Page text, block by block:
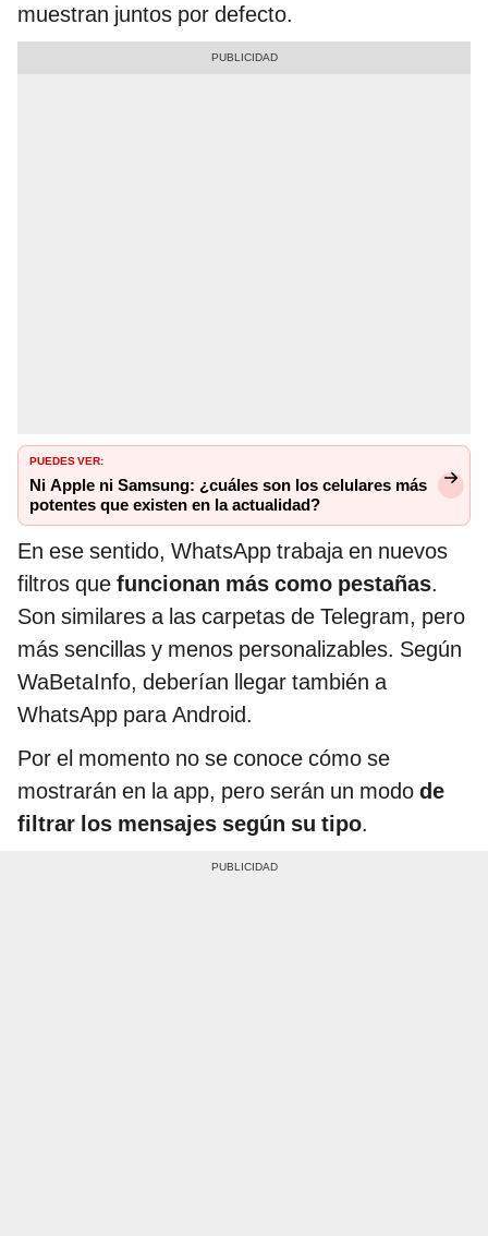
muestran juntos por defecto.
PUEDES VER:
Ni Apple ni Samsung: ¿cuáles son los celulares más
potentes que existen en la actualidad?
En ese sentido, WhatsApp trabaja en nuevos
filtros que funcionan más como pestañas.
Son similares a las carpetas de Telegram, pero
más sencillas y menos personalizables. Según
WaBetaInfo, deberían llegar también a
WhatsApp para Android.
Por el momento no se conoce cómo se
mostrarán en la app, pero serán un modo de
filtrar los mensajes según su tipo.